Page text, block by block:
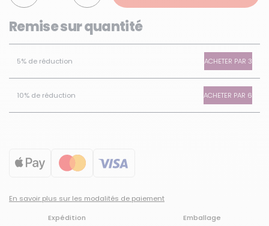
Remise sur quantité
5% de réduction ACHETER PAR 3
10% de réduction ACHETER PAR 6
En savoir plus sur les modalités de paiement
Expédition
Emballage